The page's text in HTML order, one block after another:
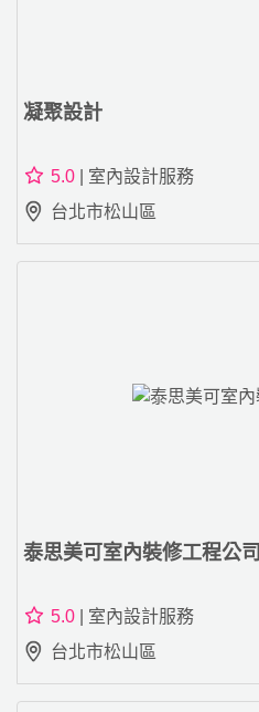
凝聚設計
5.0 | 室內設計服務
台北市松山區
泰思美可室內裝修工程公司
5.0 | 室內設計服務
台北市松山區